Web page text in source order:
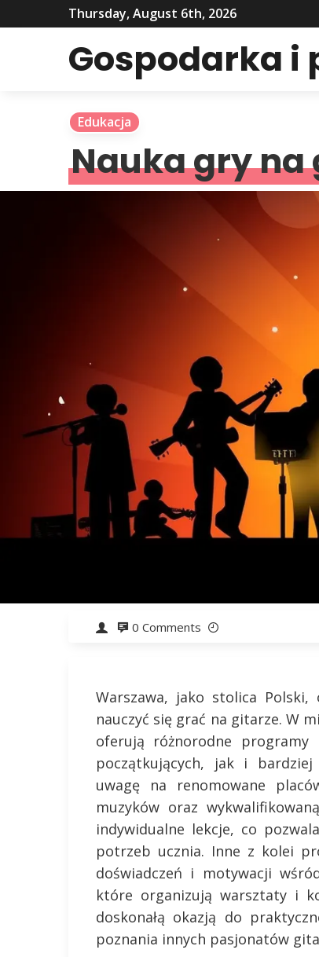
Thursday, August 6th, 2026
Gospodarka i
Edukacja
Nauka gry na
0 Comments
Warszawa, jako stolica
nauczyć się grać na gitarze. W
oferują różnorodne programy
początkujących, jak i
uwagę na renomowane
muzyków oraz
indywidualne lekcje, co
potrzeb ucznia. Inne z kolei
doświadczeń i motywacji
które organizują warsztaty i
doskonałą okazją do
poznania innych pasjonatów